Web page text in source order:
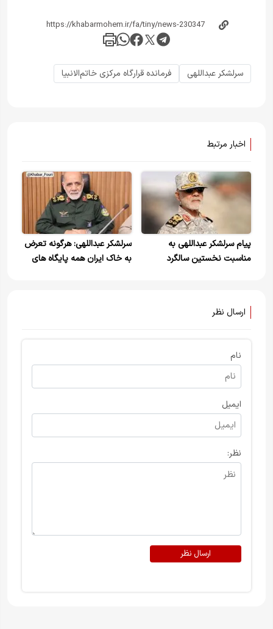
سرلشکر عبداللهی فرمانده قرارگاه مرکزی خاتم‌الانبیا
اخبار مرتبط
پیام سرلشکر عبداللهی به
مناسبت نخستین سالگرد
سرلشکر عبداللهی: هرگونه تعرض
به خاک ایران همه پایگاه های
ارسال نظر
نام
ایمیل
نظر:
ارسال نظر